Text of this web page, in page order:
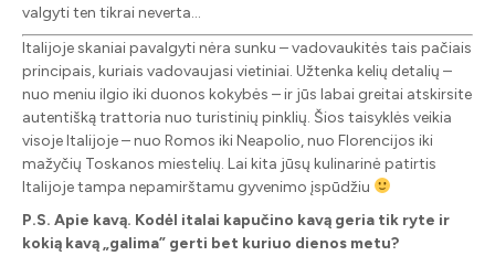
valgyti ten tikrai neverta…
Italijoje skaniai pavalgyti nėra sunku – vadovaukitės tais pačiais
principais, kuriais vadovaujasi vietiniai. Užtenka kelių detalių –
nuo meniu ilgio iki duonos kokybės – ir jūs labai greitai atskirsite
autentišką trattoria nuo turistinių pinklių. Šios taisyklės veikia
visoje Italijoje – nuo Romos iki Neapolio, nuo Florencijos iki
mažyčių Toskanos miestelių. Lai kita jūsų kulinarinė patirtis
Italijoje tampa nepamirštamu gyvenimo įspūdžiu
P.S. Apie kavą. Kodėl italai kapučino kavą geria tik ryte ir
kokią kavą „galima” gerti bet kuriuo dienos metu?